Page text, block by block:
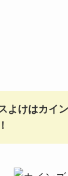
よけはカイ